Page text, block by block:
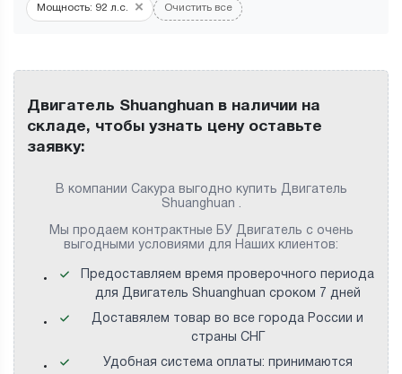
Мощность: 92 л.с. × Очистить все
Двигатель Shuanghuan в наличии на
складе, чтобы узнать цену оставьте
заявку:
В компании Сакура выгодно купить Двигатель
Shuanghuan .
Мы продаем контрактные БУ Двигатель с очень
выгодными условиями для Наших клиентов:
Предоставляем время проверочного периода
для Двигатель Shuanghuan сроком 7 дней
Доставялем товар во все города России и
страны СНГ
Удобная система оплаты: принимаются